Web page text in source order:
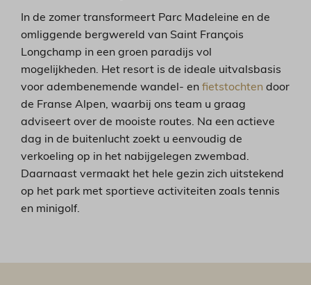
In de zomer transformeert Parc Madeleine en de
omliggende bergwereld van Saint François
Longchamp in een groen paradijs vol
mogelijkheden. Het resort is de ideale uitvalsbasis
voor adembenemende wandel- enfietstochten door
de Franse Alpen, waarbij ons team u graag
adviseert over de mooiste routes. Na een actieve
dag in de buitenlucht zoekt u eenvoudig de
verkoeling op in het nabijgelegen zwembad.
Daarnaast vermaakt het hele gezin zich uitstekend
op het park met sportieve activiteiten zoals tennis
en minigolf.